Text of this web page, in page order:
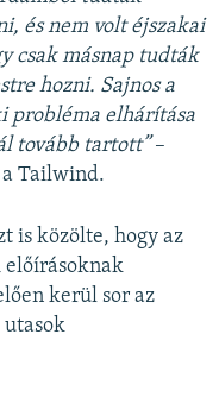
és nem volt éjszakai
csak másnap tudták
hozni. Sajnos a
probléma elhárítása
tovább tartott”–
Tailwind.
is közölte, hogy az
előírásoknak
kerül sor az